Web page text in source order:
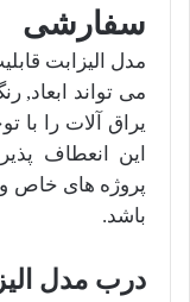
سفارشی
مدل الیزابت
می تواند
یراق آلات را با
این انعطاف
پروژه های خاص
باشد.
درب مدل